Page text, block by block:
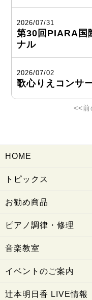
2026/07/31
第30回PIARA国
ナル
2026/07/02
歌心りえコンサ
<<
HOME
トピックス
お勧め商品
ピアノ調律・修理
音楽教室
イベントのご案内
辻本明日香 LIVE情報